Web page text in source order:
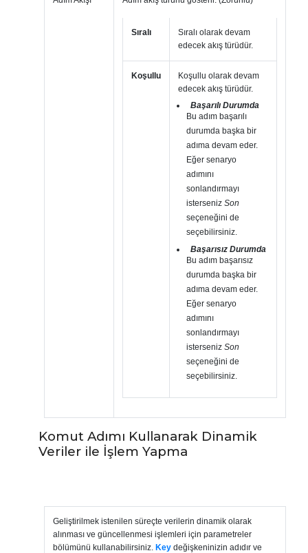
Sıralı
Sıralı olarak devam
edecek akış türüdür.
Koşullu
Koşullu olarak devam
edecek akış türüdür.
Başarılı Durumda
Bu adım başarılı
durumda başka bir
adıma devam eder.
Eğer senaryo
adımını
sonlandırmayı
isterseniz Son
seçeneğini de
seçebilirsiniz.
Başarısız Durumda
Bu adım başarısız
durumda başka bir
adıma devam eder.
Eğer senaryo
adımını
sonlandırmayı
isterseniz Son
seçeneğini de
seçebilirsiniz.
Komut Adımı Kullanarak Dinamik
Veriler ile İşlem Yapma
Geliştirilmek istenilen süreçte verilerin dinamik olarak
alınması ve güncellenmesi işlemleri için parametreler
bölümünü kullanabilirsiniz. Key değişkeninizin adıdır ve